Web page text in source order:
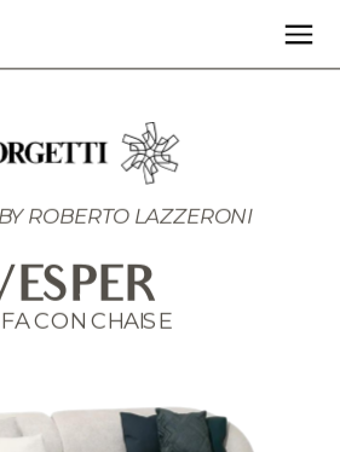
ROBERTO LAZZERONI
CON CHAISE